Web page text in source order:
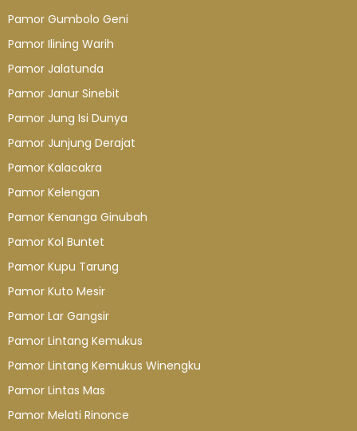
Pamor Gumbolo Geni
Pamor Ilining Warih
Pamor Jalatunda
Pamor Janur Sinebit
Pamor Jung Isi Dunya
Pamor Junjung Derajat
Pamor Kalacakra
Pamor Kelengan
Pamor Kenanga Ginubah
Pamor Kol Buntet
Pamor Kupu Tarung
Pamor Kuto Mesir
Pamor Lar Gangsir
Pamor Lintang Kemukus
Pamor Lintang Kemukus Winengku
Pamor Lintas Mas
Pamor Melati Rinonce